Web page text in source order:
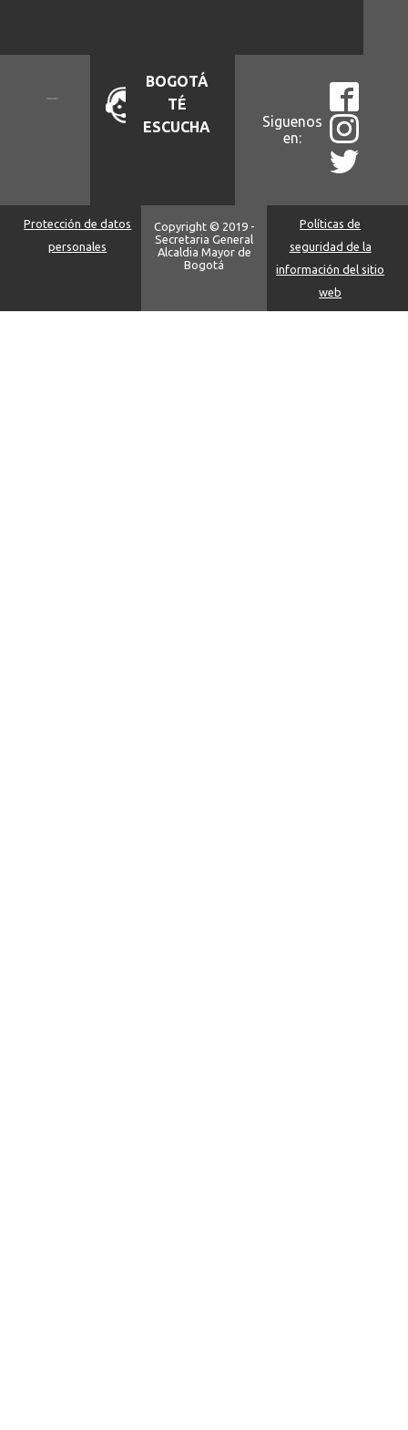
BOGOTÁ
TÉ
ESCUCHA
Siguenos
en:
Protección de datos
personales
Copyright © 2019 -
Secretaria General
Alcaldia Mayor de
Bogotá
Políticas de
seguridad de la
información del sitio
web